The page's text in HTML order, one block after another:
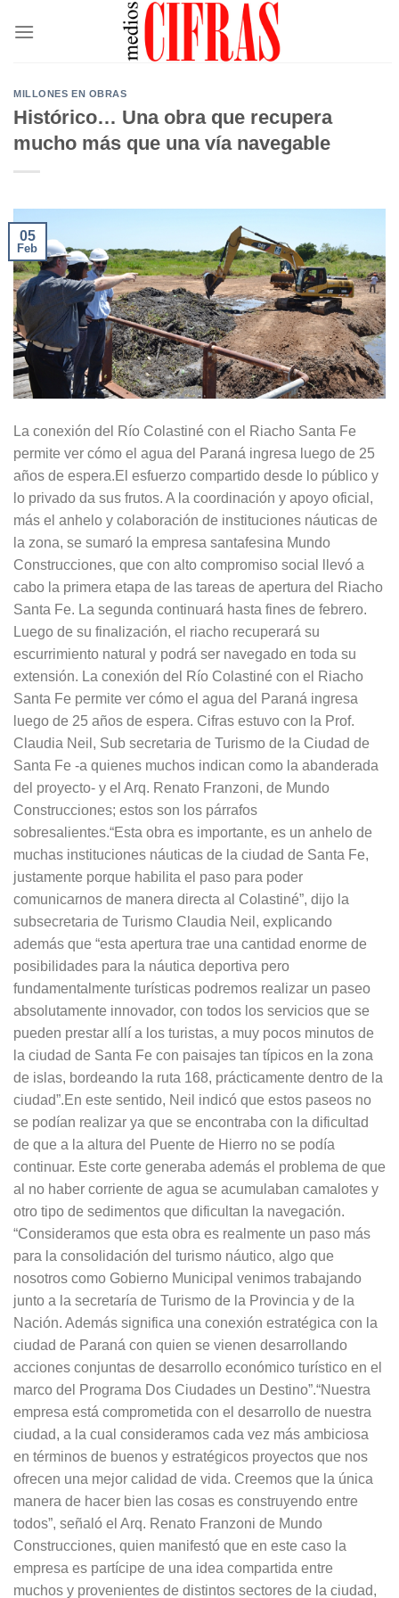
MILLONES EN OBRAS
Histórico… Una obra que recupera
mucho más que una vía navegable
05
Feb
La conexión del Río Colastiné con el Riacho Santa Fe
permite ver cómo el agua del Paraná ingresa luego de 25
años de espera.El esfuerzo compartido desde lo público y
lo privado da sus frutos. A la coordinación y apoyo oficial,
más el anhelo y colaboración de instituciones náuticas de
la zona, se sumaró la empresa santafesina Mundo
Construcciones, que con alto compromiso social llevó a
cabo la primera etapa de las tareas de apertura del Riacho
Santa Fe. La segunda continuará hasta fines de febrero.
Luego de su finalización, el riacho recuperará su
escurrimiento natural y podrá ser navegado en toda su
extensión. La conexión del Río Colastiné con el Riacho
Santa Fe permite ver cómo el agua del Paraná ingresa
luego de 25 años de espera. Cifras estuvo con la Prof.
Claudia Neil, Sub secretaria de Turismo de la Ciudad de
Santa Fe -a quienes muchos indican como la abanderada
del proyecto- y el Arq. Renato Franzoni, de Mundo
Construcciones; estos son los párrafos
sobresalientes.“Esta obra es importante, es un anhelo de
muchas instituciones náuticas de la ciudad de Santa Fe,
justamente porque habilita el paso para poder
comunicarnos de manera directa al Colastiné”, dijo la
subsecretaria de Turismo Claudia Neil, explicando
además que “esta apertura trae una cantidad enorme de
posibilidades para la náutica deportiva pero
fundamentalmente turísticas podremos realizar un paseo
absolutamente innovador, con todos los servicios que se
pueden prestar allí a los turistas, a muy pocos minutos de
la ciudad de Santa Fe con paisajes tan típicos en la zona
de islas, bordeando la ruta 168, prácticamente dentro de la
ciudad”.En este sentido, Neil indicó que estos paseos no
se podían realizar ya que se encontraba con la dificultad
de que a la altura del Puente de Hierro no se podía
continuar. Este corte generaba además el problema de que
al no haber corriente de agua se acumulaban camalotes y
otro tipo de sedimentos que dificultan la navegación.
“Consideramos que esta obra es realmente un paso más
para la consolidación del turismo náutico, algo que
nosotros como Gobierno Municipal venimos trabajando
junto a la secretaría de Turismo de la Provincia y de la
Nación. Además significa una conexión estratégica con la
ciudad de Paraná con quien se vienen desarrollando
acciones conjuntas de desarrollo económico turístico en el
marco del Programa Dos Ciudades un Destino”.“Nuestra
empresa está comprometida con el desarrollo de nuestra
ciudad, a la cual consideramos cada vez más ambiciosa
en términos de buenos y estratégicos proyectos que nos
ofrecen una mejor calidad de vida. Creemos que la única
manera de hacer bien las cosas es construyendo entre
todos”, señaló el Arq. Renato Franzoni de Mundo
Construcciones, quien manifestó que en este caso la
empresa es partícipe de una idea compartida entre
muchos y provenientes de distintos sectores de la ciudad,